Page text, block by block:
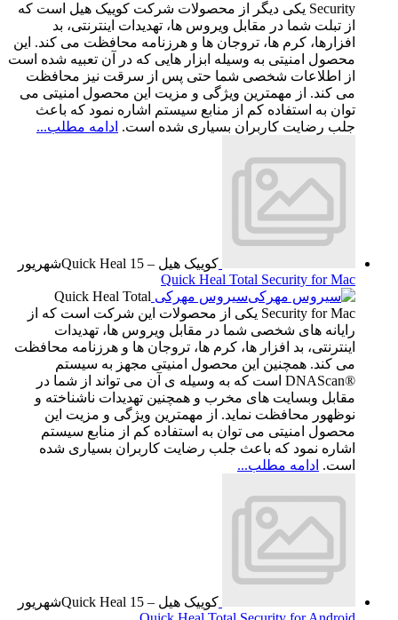
Security یکی دیگر از محصولات شرکت کوییک هیل است که
از تبلت شما در مقابل ویروس ها، تهدیدات اینترنتی، بد
افزارها، کرم ها، تروجان ها و هرزنامه محافظت می کند. این
محصول امنیتی به وسیله ابزار هایی که در آن تعبیه شده است
از اطلاعات شخصی شما حتی پس از سرقت نیز محافظت
می کند. از مهمترین ویژگی و مزیت این محصول امنیتی می
توان به استفاده کم از منابع سیستم اشاره نمود که باعث
جلب رضایت کاربران بسیاری شده است. ادامه مطلب...
کوییک هیل – Quick Heal 15
شهریور
Quick Heal Total Security for Mac
سیروس مهرکی Quick Heal Total
Security for Mac یکی از محصولات این شرکت است که از
رایانه های شخصی شما در مقابل ویروس ها، تهدیدات
اینترنتی، بد افزار ها، کرم ها، تروجان ها و هرزنامه محافظت
می کند. همچنین این محصول امنیتی مجهز به سیستم
®DNAScan است که به وسیله ی آن می تواند از شما در
مقابل وبسایت های مخرب و همچنین تهدیدات ناشناخته و
نوظهور محافظت نماید. از مهمترین ویژگی و مزیت این
محصول امنیتی می توان به استفاده کم از منابع سیستم
اشاره نمود که باعث جلب رضایت کاربران بسیاری شده
است. ادامه مطلب...
کوییک هیل – Quick Heal 15
شهریور